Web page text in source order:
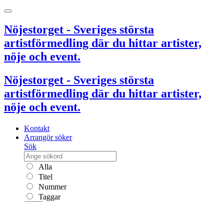
Nöjestorget - Sveriges största
artistförmedling där du hittar artister,
nöje och event.
Nöjestorget - Sveriges största
artistförmedling där du hittar artister,
nöje och event.
Kontakt
Arrangör söker
Sök
Alla
Titel
Nummer
Taggar